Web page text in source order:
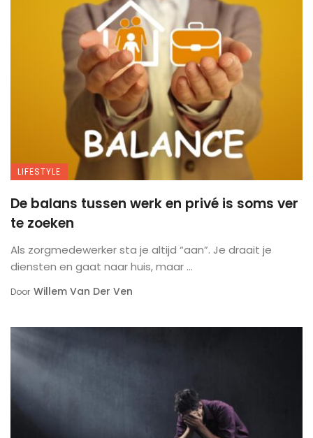
LIFESTYLE
De balans tussen werk en privé is soms ver
te zoeken
Als zorgmedewerker sta je altijd “aan”. Je draait je
diensten en gaat naar huis, maar ...
Door Willem Van Der Ven